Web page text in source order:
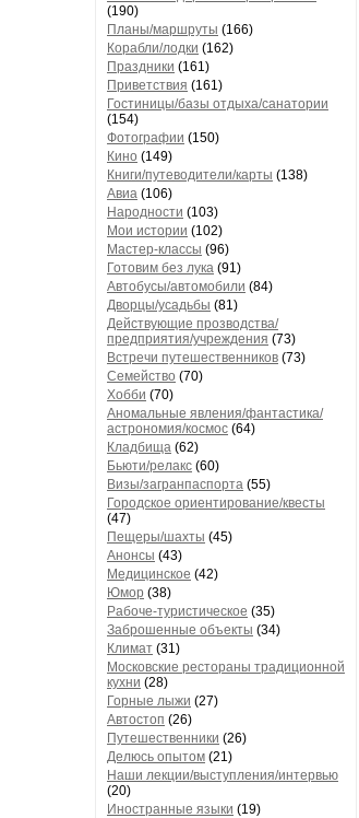
(190)
Планы/маршруты (166)
Корабли/лодки (162)
Праздники (161)
Приветствия (161)
Гостиницы/базы отдыха/санатории
(154)
Фотографии (150)
Кино (149)
Книги/путеводители/карты (138)
Авиа (106)
Народности (103)
Мои истории (102)
Мастер-классы (96)
Готовим без лука (91)
Автобусы/автомобили (84)
Дворцы/усадьбы (81)
Действующие прозводства/
предприятия/учреждения (73)
Встречи путешественников (73)
Семейство (70)
Хобби (70)
Аномальные явления/фантастика/
астрономия/космос (64)
Кладбища (62)
Бьюти/релакс (60)
Визы/загранпаспорта (55)
Городское ориентирование/квесты
(47)
Пещеры/шахты (45)
Анонсы (43)
Медицинское (42)
Юмор (38)
Рабоче-туристическое (35)
Заброшенные объекты (34)
Климат (31)
Московские рестораны традиционной
кухни (28)
Горные лыжи (27)
Автостоп (26)
Путешественники (26)
Делюсь опытом (21)
Наши лекции/выступления/интервью
(20)
Иностранные языки (19)